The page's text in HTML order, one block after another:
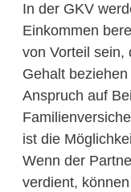
In der GKV
Einkommen
von Vorteil sein,
Gehalt
Anspruch auf
ist die
Wenn der
verdient,